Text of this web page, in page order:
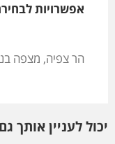
אפשרויות
הר צפיה, מצפה
יכול לעניין אותך גם